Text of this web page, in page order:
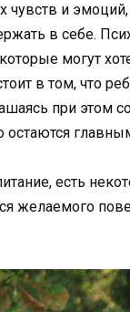
чувств и
в себе.
могут
в том, что
при этом
остаются
есть
желаемого